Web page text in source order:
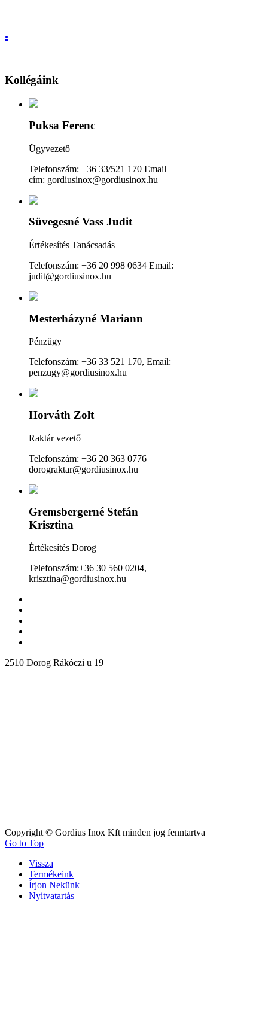
.
Kollégáink
Puksa Ferenc
Ügyvezető
Telefonszám: +36 33/521 170 Email
cím: gordiusinox@gordiusinox.hu
Süvegesné Vass Judit
Értékesítés Tanácsadás
Telefonszám: +36 20 998 0634 Email:
judit@gordiusinox.hu
Mesterházyné Mariann
Pénzügy
Telefonszám: +36 33 521 170, Email:
penzugy@gordiusinox.hu
Horváth Zolt
Raktár vezető
Telefonszám: +36 20 363 0776
dorograktar@gordiusinox.hu
Gremsbergerné Stefán
Krisztina
Értékesítés Dorog
Telefonszám:+36 30 560 0204,
krisztina@gordiusinox.hu
2510 Dorog Rákóczi u 19
Copyright © Gordius Inox Kft minden jog fenntartva
Go to Top
Vissza
Termékeink
Írjon Nekünk
Nyitvatartás